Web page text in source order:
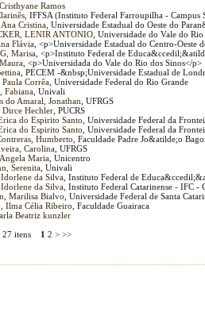
Ramos
, IFFSA (Instituto Federal Farroupilha - Campus
Cristina , Universidade Estadual do Oeste do
LENIR ANTONIO , Universidade do Vale do
Flávia , <p>Universidade Estadual do Centro-
Marisa , <p>Instituto Federal de
, <p>Universidada do Vale do Rio dos Sinos</p>
, PECEM -&nbsp;Universidade Estadual de
Corrêa , Universidade Federal do Rio Grande
Fabiana , Univali
do Amaral, Jonathan , UFRGS
Dirce Hechler , PUCRS
do Espirito Santo , Universidade Federal da
do Espirito Santo , Universidade Federal da
Humberto , Faculdade Padre Jo&atilde;o
Carolina , UFRGS
Maria , Unicentro
Serenita , Univali
da Silva , Instituto Federal de
da Silva , Instituto Federal Catarinense - IFC
Marilisa Bialvo , Universidade Federal de Santa
Ilma Célia Ribeiro , Faculdade Guairaca
Beatriz kunzler
27 itens 1 2 > >>